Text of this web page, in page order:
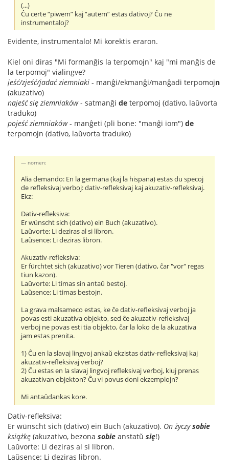
(...)
Ĉu certe “piwem” kaj “autem” estas dativoj? Ĉu ne
instrumentaloj?
Evidente, instrumentalo! Mi korektis eraron.
Kiel oni diras "Mi formanĝis la terpomojn" kaj "mi manĝis de
la terpomoj" vialingve?
jeść/zjeść/jadać ziemniaki - manĝi/ekmanĝi/manĝadi terpomojn
(akuzativo)
najeść się ziemniaków- satmanĝi de terpomoj (dativo, laŭvorta
traduko)
pojeść ziemniaków- manĝeti (pli bone: "manĝi iom") de
terpomojn (dativo, laŭvorta traduko)
nornen:
Alia demando: En la germana (kaj la hispana) estas du specoj
de refleksivaj verboj: dativ-refleksivaj kaj akuzativ-refleksivaj.
Ekz:
Dativ-refleksiva:
Er wünscht sich (dativo) ein Buch (akuzativo).
Laŭvorte: Li deziras al si libron.
Laŭsence: Li deziras libron.
Akuzativ-refleksiva:
Er fürchtet sich (akuzativo) vor Tieren (dativo, ĉar "vor" regas
tiun kazon).
Laŭvorte: Li timas sin antaŭ bestoj.
Laŭsence: Li timas bestojn.
La grava malsameco estas, ke ĉe dativ-refleksivaj verboj ja
povas esti akuzativa objekto, sed ĉe akuzativ-refleksivaj
verboj ne povas esti tia objekto, ĉar la loko de la akuzativa
jam estas prenita.
1) Ĉu en la slavaj lingvoj ankaŭ ekzistas dativ-refleksivaj kaj
akuzativ-refleksivaj verboj?
2) Ĉu estas en la slavaj lingvoj refleksivaj verboj, kiuj prenas
akuzativan objekton? Ĉu vi povus doni ekzemplojn?
Mi antaŭdankas kore.
Dativ-refleksiva:
Er wünscht sich (dativo) ein Buch (akuzativo). On życzysobie
książkę (akuzativo, bezona sobie anstatŭ się!)
Laŭvorte: Li deziras al si libron.
Laŭsence: Li deziras libron.